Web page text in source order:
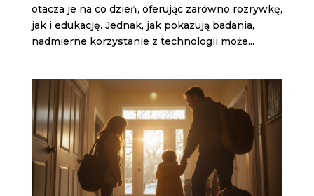
otacza je na co dzień, oferując zarówno rozrywkę,
jak i edukację. Jednak, jak pokazują badania,
nadmierne korzystanie z technologii może...